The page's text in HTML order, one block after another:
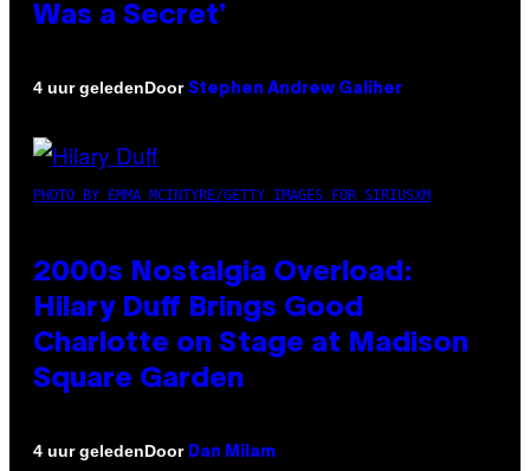
Was a Secret’
4 uur geledenDoor Stephen Andrew Galiher
PHOTO BY EMMA MCINTYRE/GETTY IMAGES FOR SIRIUSXM
2000s Nostalgia Overload:
Hilary Duff Brings Good
Charlotte on Stage at Madison
Square Garden
4 uur geledenDoor Dan Milam